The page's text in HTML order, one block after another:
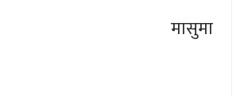
मासुमा